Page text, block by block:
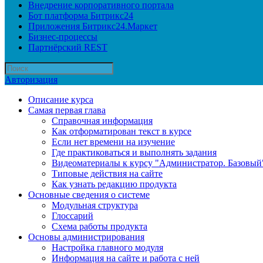
Внедрение корпоративного портала
Бот платформа Битрикс24
Приложения Битрикс24.Маркет
Бизнес-процессы
Партнёрский REST
Авторизация
Описание курса
Самая первая глава
Справочная информация
Как отформатирован текст в курсе
Если нет времени на изучение
Где практиковаться и выполнять задания
Видеоматериалы к курсу "Администратор.
Типовые действия на сайте
Как узнать редакцию продукта
Основные сведения о системе
Модульная структура
Глоссарий
Схема работы продукта
Основы администрирования
Настройка главного модуля
Информация на сайте и работа с ней